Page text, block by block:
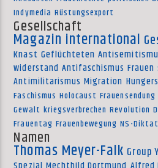
Indymedia Rüstungsexport
Gesellschaft
Magazin international
Knast Geflüchteten
widerstand Antifaschismus Frauen
Antimilitarismus Migration
Faschismus Holocaust Frauensendung
Gewalt kriegsverbrechen Revolution
Frauentag Frauenbewegung NS-
Namen
Thomas Meyer-Falk Group